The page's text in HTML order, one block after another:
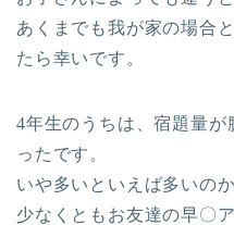
あくまでも我が家の場合
たら幸いです。
4年生のうちは、宿題量
ったです。
いや多いといえば多いの
少なくともお友達の早〇